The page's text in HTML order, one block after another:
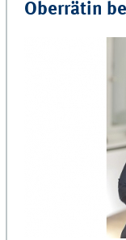
Oberrätin